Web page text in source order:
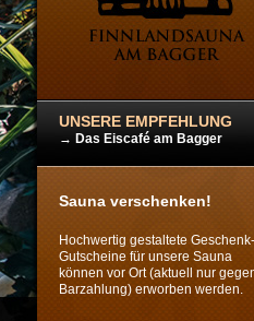
UNSERE EMPFEHLUNG
→ Das Eiscafé am Bagger
Sauna verschenken!
Hochwertig gestaltete Geschenk-
Gutscheine für unsere Sauna
können vor Ort (aktuell nur
Barzahlung) erworben werden.